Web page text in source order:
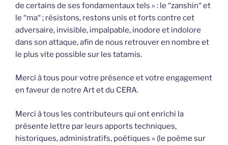
de certains de ses fondamentaux tels » : le “zanshin“ et
le “ma“ ; résistons, restons unis et forts contre cet
adversaire, invisible, impalpable, inodore et indolore
dans son attaque, afin de nous retrouver en nombre et
le plus vite possible sur les tatamis.
Merci à tous pour votre présence et votre engagement
en faveur de notre Art et du CERA.
Merci à tous les contributeurs qui ont enrichi la
présente lettre par leurs apports techniques,
historiques, administratifs, poétiques » (le poème sur